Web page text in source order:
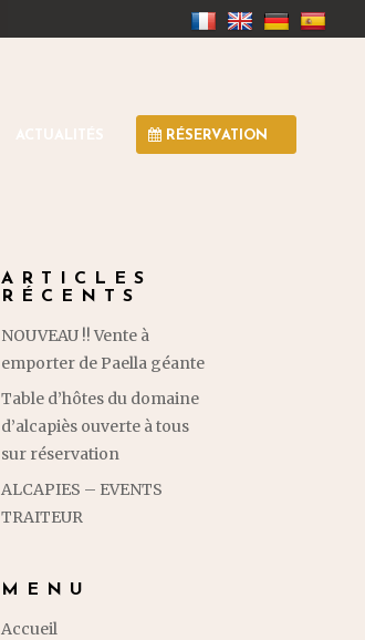
RÉSERVATION
ARTICLES
RÉCENTS
NOUVEAU !! Vente à
emporter de Paella géante
Table d’hôtes du domaine
d’alcapiès ouverte à tous
sur réservation
ALCAPIES – EVENTS
TRAITEUR
MENU
Accueil